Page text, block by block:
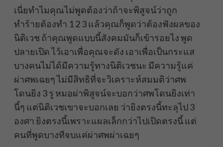
เนี่ยทำไมคุณไม่พูดต้องว่าถ้าจะพิสูจน์ว่าถูก
ทำร้ายต้องทำ 1 2 3 แล้วคุณก็พูดว่าต้องฟังผลของ
นิติเวช ถ้าคุณพูดแบบนี้สังคมมันก็เข้ารอยไง พูด
ปลายเปิด ไว้เอาเพื่อคุณจะดัง เอาเพื่อเป็นกระแส
บางคนไม่ได้มีความรู้ทางนิติเวชนะ มีความรู้แค่
ผ่าศพเฉยๆ ไม่มีสิทธิที่จะวิเคราะห์สมมติว่าศพ
โดนยิง 3 รู หมอผ่าพิสูจน์จะบอกว่าศพโดนยิงเท่า
นี้ๆ แต่นิติเวชเขาจะบอกเลย ว่ายิงตรงนี้ทะลุไป 3
องศา ยิงตรงนี้เพราะแผลเล็กกว่าไปเปิดตรงนี้ แต่
คนที่พูดบางทีจบแค่ผ่าศพผ่าเฉยๆ